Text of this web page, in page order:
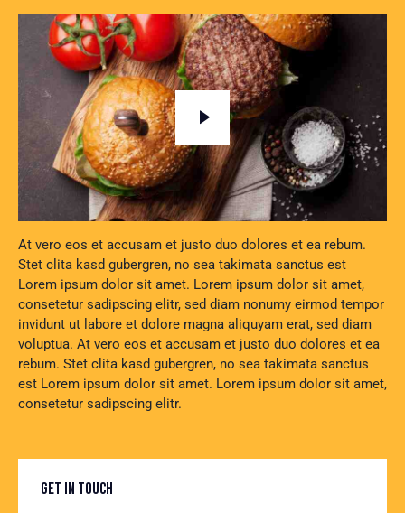
At vero eos et accusam et justo duo dolores et ea rebum.
Stet clita kasd gubergren, no sea takimata sanctus est
Lorem ipsum dolor sit amet. Lorem ipsum dolor sit amet,
consetetur sadipscing elitr, sed diam nonumy eirmod tempor
invidunt ut labore et dolore magna aliquyam erat, sed diam
voluptua. At vero eos et accusam et justo duo dolores et ea
rebum. Stet clita kasd gubergren, no sea takimata sanctus
est Lorem ipsum dolor sit amet. Lorem ipsum dolor sit amet,
consetetur sadipscing elitr.
GET IN TOUCH